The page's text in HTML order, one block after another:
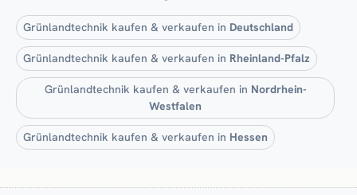
Grünlandtechnik kaufen & verkaufen in Deutschland
Grünlandtechnik kaufen & verkaufen in Rheinland-Pfalz
Grünlandtechnik kaufen & verkaufen in Nordrhein-
Westfalen
Grünlandtechnik kaufen & verkaufen in Hessen